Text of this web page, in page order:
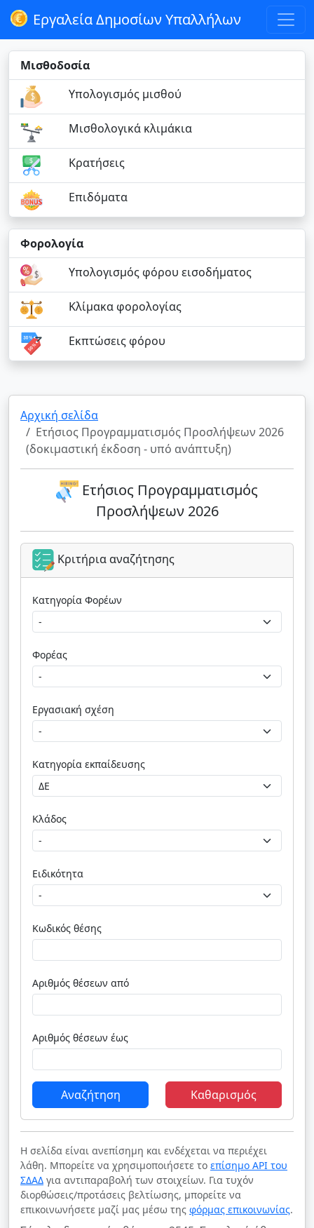
Εργαλεία Δημοσίων Υπαλλήλων
Μισθοδοσία
Υπολογισμός μισθού
Μισθολογικά κλιμάκια
Κρατήσεις
Επιδόματα
Φορολογία
Υπολογισμός φόρου εισοδήματος
Κλίμακα φορολογίας
Εκπτώσεις φόρου
Αρχική σελίδα
Ετήσιος Προγραμματισμός Προσλήψεων 2026
(δοκιμαστική έκδοση - υπό ανάπτυξη)
Ετήσιος Προγραμματισμός
Προσλήψεων 2026
Κριτήρια αναζήτησης
Κατηγορία Φορέων
Φορέας
Εργασιακή σχέση
Κατηγορία εκπαίδευσης
Κλάδος
Ειδικότητα
Κωδικός θέσης
Αριθμός θέσεων από
Αριθμός θέσεων έως
Αναζήτηση Καθαρισμός
Η σελίδα είναι ανεπίσημη και ενδέχεται να περιέχει
λάθη. Μπορείτε να χρησιμοποιήσετε το επίσημο API του
ΣΔΑΔ για αντιπαραβολή των στοιχείων. Για τυχόν
διορθώσεις/προτάσεις βελτίωσης, μπορείτε να
επικοινωνήσετε μαζί μας μέσω της φόρμας επικοινωνίας.